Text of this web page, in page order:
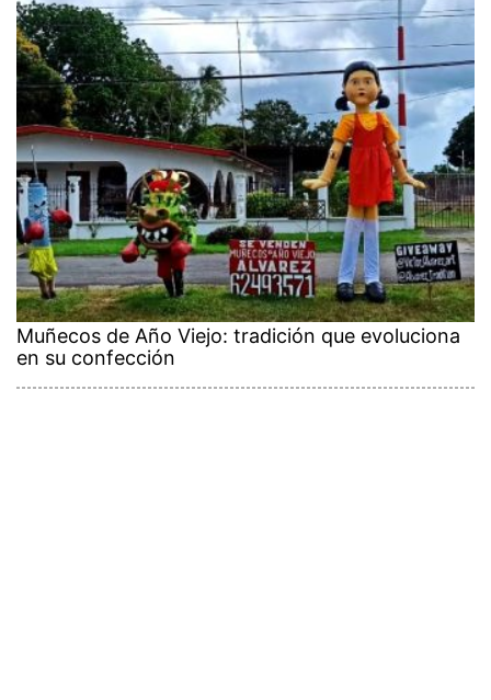
Muñecos de Año Viejo: tradición que evoluciona
en su confección